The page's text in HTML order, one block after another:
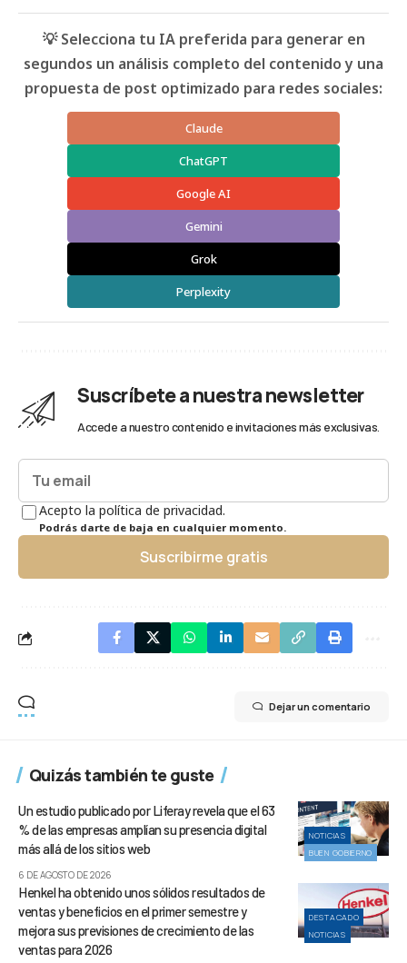
💡 Selecciona tu IA preferida para generar en
segundos un análisis completo del contenido y una
propuesta de post optimizado para redes sociales:
Claude
ChatGPT
Google AI
Gemini
Grok
Perplexity
Suscríbete a nuestra newsletter
Accede a nuestro contenido e invitaciones más exclusivas.
Acepto la política de privacidad.
Podrás darte de baja en cualquier momento.
Suscribirme gratis
Dejar un comentario
Quizás también te guste
NOTICIAS
BUEN GOBIERNO
Un estudio publicado por Liferay revela que el 63
% de las empresas amplían su presencia digital
más allá de los sitios web
6 DE AGOSTO DE 2026
DESTACADO
NOTICIAS
Henkel ha obtenido unos sólidos resultados de
ventas y beneficios en el primer semestre y
mejora sus previsiones de crecimiento de las
ventas para 2026